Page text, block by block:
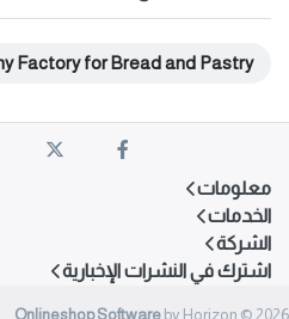
Factory for Bread and Pastry
معلومات
الخدمات
الشركة
اشترك في النشرات الإخبارية
Onlineshop Software by Horizon © 2026